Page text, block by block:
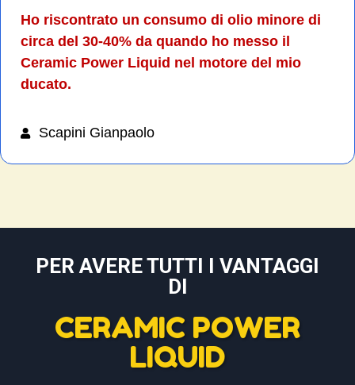
Ho riscontrato un consumo di olio minore di
circa del 30-40% da quando ho messo il
Ceramic Power Liquid nel motore del mio
ducato.
Scapini Gianpaolo
PER AVERE TUTTI I VANTAGGI
DI
CERAMIC POWER
LIQUID